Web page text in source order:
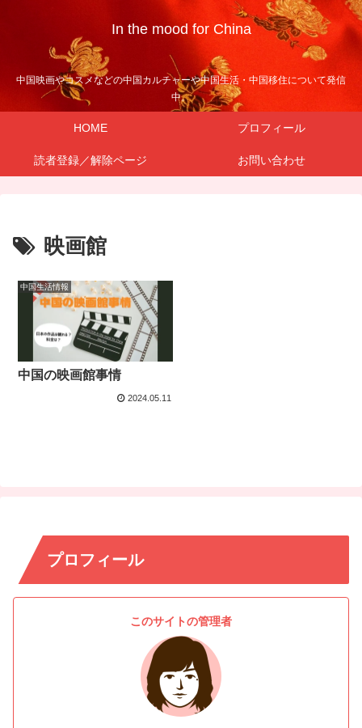
In the mood for China
中国映画やコスメなどの中国カルチャーや中国生活・中国移住について発信
中。
HOME プロフィール
読者登録／解除ページ お問い合わせ
映画館
中国生活情報
中国の映画館事情
2024.05.11
プロフィール
このサイトの管理者